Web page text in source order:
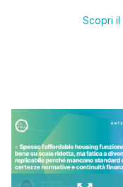
Scopri il